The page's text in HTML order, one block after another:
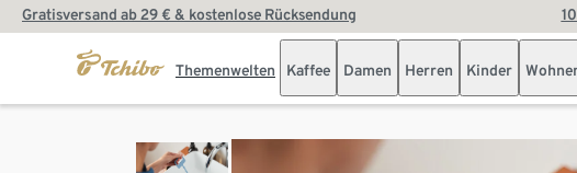
Gratisversand ab 29 € & kostenlose Rücksendung
Themenwelten Kaffee Damen Herren Kinder